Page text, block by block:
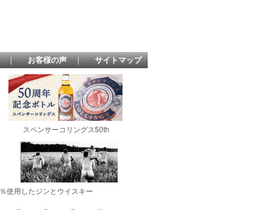
｜ お客様の声 ｜ サイトマップ